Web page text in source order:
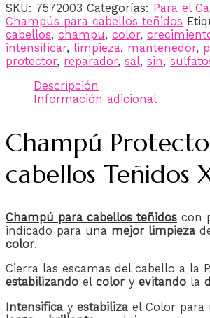
SKU: 7572003 Categorías: Para el
Champús para cabellos teñidos
cabellos, champu, color,
intensificar, limpieza, mantenedor,
protector, reparador, sal, sin,
Descripción
Información adicional
Champú
cabellos Teñidos
Champú para cabellos teñidos con
indicado para una mejor limpieza
color.
Cierra las escamas del cabello a la
estabilizando el color y evitando la
Intensifica y estabiliza el Color para